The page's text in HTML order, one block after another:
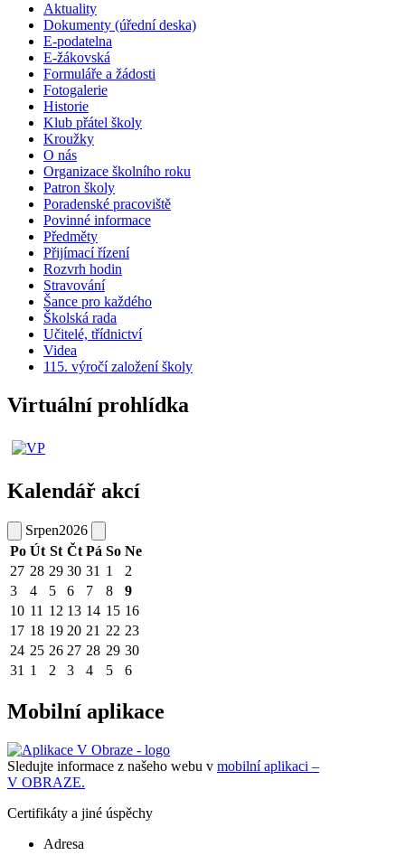
Aktuality
Dokumenty (úřední deska)
E-podatelna
E-žákovská
Formuláře a žádosti
Fotogalerie
Historie
Klub přátel školy
Kroužky
O nás
Organizace školního roku
Patron školy
Poradenské pracoviště
Povinné informace
Předměty
Přijímací řízení
Rozvrh hodin
Stravování
Šance pro každého
Školská rada
Učitelé, třídnictví
Videa
115. výročí založení školy
Virtuální prohlídka
Kalendář akcí
Srpen2026
Po Út St Čt Pá So Ne
27 28 29 30 31 1
2
3
4 5 6 7 8
9
10 11 12 13 14 15 16
17 18 19 20 21 22 23
24 25 26 27 28 29 30
31 1 2 3 4 5 6
Mobilní aplikace
Sledujte informace z našeho webu v mobilní aplikaci –
V OBRAZE.
Certifikáty a jiné úspěchy
Adresa